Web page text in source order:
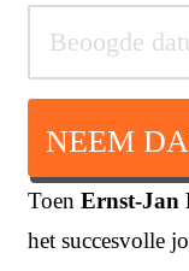
Toen Ernst-Jan
het succesvolle